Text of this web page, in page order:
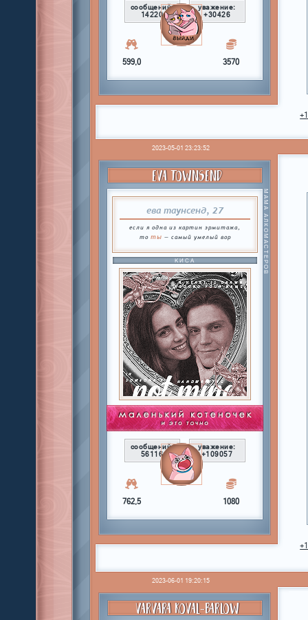
сообщений:
14220
уважение:
+30426
599,0 3570
2023-05-01 23:23:52
EVA TOWNSEND
ева таунсенд, 27
если я одна из картин эрмитажа,
то ты — самый умелый вор МАМА АЛКОМАСТЕРОВ
КИСА
сообщений:
56116
уважение:
+109057
762,5 1080
2023-06-01 19:20:15
VARVARA KOVAL-BARLOW